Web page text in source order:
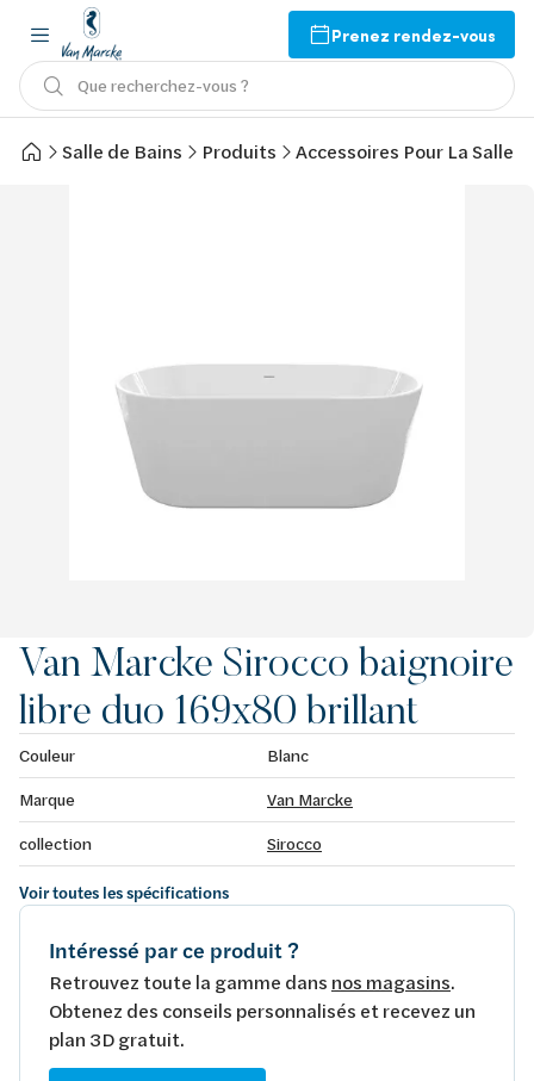
Prenez rendez-vous
Que recherchez-vous ?
Salle de Bains Produits Accessoires Pour La Salle
Van Marcke Sirocco baignoire
libre duo 169x80 brillant
Couleur
Blanc
Marque
Van Marcke
collection
Sirocco
Voir toutes les spécifications
Intéressé par ce produit ?
Retrouvez toute la gamme dans nos magasins.
Obtenez des conseils personnalisés et recevez un
plan 3D gratuit.